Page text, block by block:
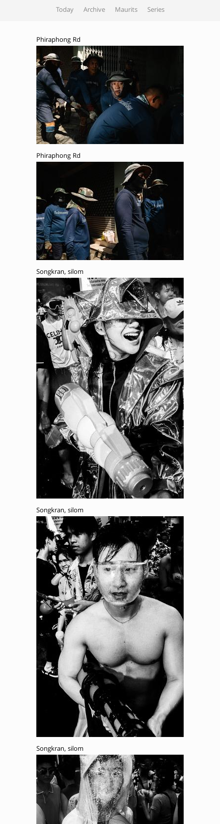
Today Archive Maurits Series
Phiraphong Rd
Phiraphong Rd
Songkran, silom
Songkran, silom
Songkran, silom